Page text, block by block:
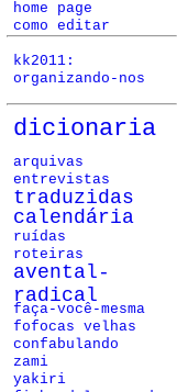
home page
como editar
kk2011:
organizando-nos
dicionaria
arquivas
entrevistas
traduzidas
calendária
ruídas
roteiras
avental-
radical
faça-você-mesma
fofocas velhas
confabulando
zami
yakiri